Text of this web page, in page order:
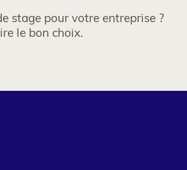
stage pour votre entreprise ?
le bon choix.